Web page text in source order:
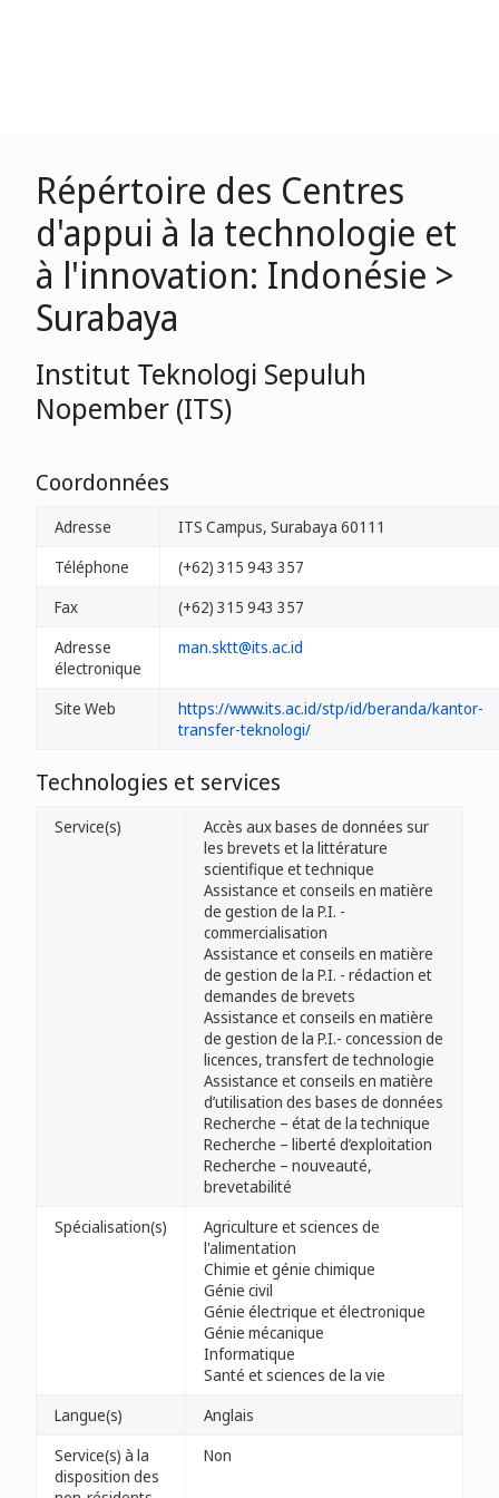
Répértoire des Centres
d'appui à la technologie et
à l'innovation: Indonésie >
Surabaya
Institut Teknologi Sepuluh
Nopember (ITS)
Coordonnées
Adresse
ITS Campus, Surabaya 60111
Téléphone
(+62) 315 943 357
Fax
(+62) 315 943 357
Adresse
électronique
man.sktt@its.ac.id
Site Web
https://www.its.ac.id/stp/id/beranda/kantor-
transfer-teknologi/
Technologies et services
Service(s)
Accès aux bases de données sur
les brevets et la littérature
scientifique et technique
Assistance et conseils en matière
de gestion de la P.I. -
commercialisation
Assistance et conseils en matière
de gestion de la P.I. - rédaction et
demandes de brevets
Assistance et conseils en matière
de gestion de la P.I.- concession de
licences, transfert de technologie
Assistance et conseils en matière
d’utilisation des bases de données
Recherche – état de la technique
Recherche – liberté d’exploitation
Recherche – nouveauté,
brevetabilité
Spécialisation(s)
Agriculture et sciences de
l'alimentation
Chimie et génie chimique
Génie civil
Génie électrique et électronique
Génie mécanique
Informatique
Santé et sciences de la vie
Langue(s)
Anglais
Service(s) à la
disposition des
Non